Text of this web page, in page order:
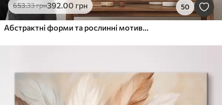
653.33грн392.00 грн 50
Абстрактні форми та рослинні мотиви в бежевих тонах